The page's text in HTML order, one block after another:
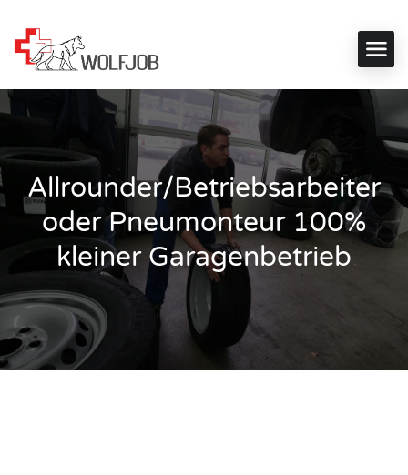
Allrounder/Betriebsarbeiter
oder Pneumonteur 100%
kleiner Garagenbetrieb